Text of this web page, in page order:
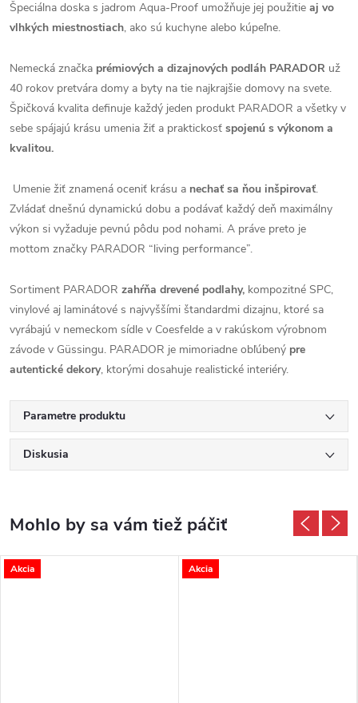
Špeciálna doska s jadrom Aqua-Proof umožňuje jej použitie aj vo
vlhkých miestnostiach, ako sú kuchyne alebo kúpeľne.
Nemecká značka prémiových a dizajnových podláh PARADOR už
40 rokov pretvára domy a byty na tie najkrajšie domovy na svete.
Špičková kvalita definuje každý jeden produkt PARADOR a všetky v
sebe spájajú krásu umenia žiť a praktickosť spojenú s výkonom a
kvalitou.
Umenie žiť znamená oceniť krásu a nechať sa ňou inšpirovať.
Zvládať dnešnú dynamickú dobu a podávať každý deň maximálny
výkon si vyžaduje pevnú pôdu pod nohami. A práve preto je
mottom značky PARADOR “living performance”.
Sortiment PARADOR zahŕňa drevené podlahy, kompozitné SPC,
vinylové aj laminátové s najvyššími štandardmi dizajnu, ktoré sa
vyrábajú v nemeckom sídle v Coesfelde a v rakúskom výrobnom
závode v Güssingu. PARADOR je mimoriadne obľúbený pre
autentické dekory, ktorými dosahuje realistické interiéry.
Parametre produktu
Diskusia
Akcia Akcia